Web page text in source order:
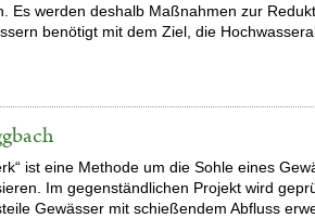
Es werden deshalb Maßnahmen zur
benötigt mit dem Ziel, die
ist eine Methode um die Sohle eines
Im gegenständlichen Projekt wird
Gewässer mit schießendem Abfluss